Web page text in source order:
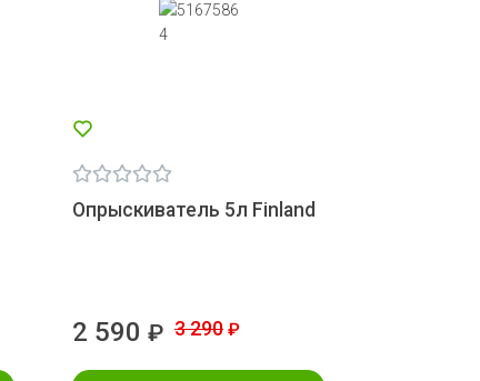
Опрыскиватель 5л Finland
2 590 ₽ 3 290 ₽